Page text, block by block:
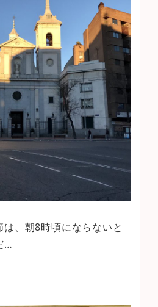
、朝8時頃にならないと
…